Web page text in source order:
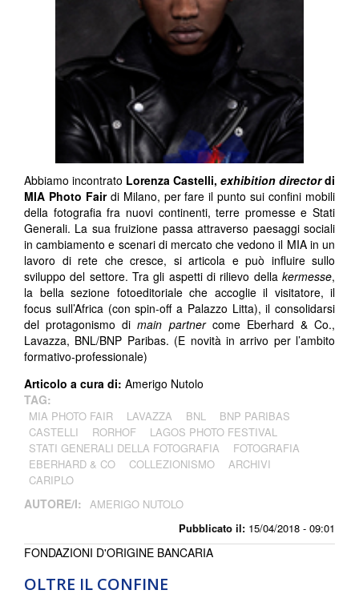
Pubblicato il: 15/04/2018 - 09:01
Abbiamo incontrato Lorenza Castelli, exhibition directordi
MIA Photo Fairdi Milano, per fare il punto sui confini mobili
della fotografia fra nuovi continenti, terre promesse e Stati
Generali. La sua fruizione passa attraverso paesaggi sociali
in cambiamento e scenari di mercato che vedono il MIA in un
lavoro di rete che cresce, si articola e può influire sullo
sviluppo del settore. Tra gli aspetti di rilievo della kermesse,
la bella sezione fotoeditoriale che accoglie il visitatore, il
focus sull’Africa (con spin-off a Palazzo Litta), il consolidarsi
del protagonismo dimain partner come Eberhard & Co.,
Lavazza, BNL/BNP Paribas. (E novità in arrivo per l’ambito
formativo-professionale)
Articolo a cura di: Amerigo Nutolo
TAG:
MIA PHOTO FAIR LAVAZZA BNL
BNP PARIBAS
CASTELLI
RORHOF
LAGOS PHOTO FESTIVAL
STATI GENERALI DELLA FOTOGRAFIA
FOTOGRAFIA
EBERHARD & CO
COLLEZIONISMO
ARCHIVI
CARIPLO
AUTORE/I: AMERIGO NUTOLO
OLTRE IL CONFINE
FONDAZIONI D'ORIGINE BANCARIA